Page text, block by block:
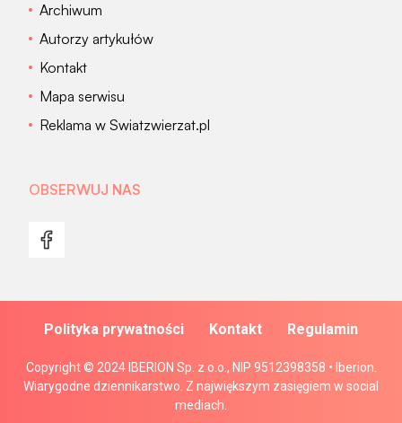
Archiwum
Autorzy artykułów
Kontakt
Mapa serwisu
Reklama w Swiatzwierzat.pl
OBSERWUJ NAS
Copyright © 2024 IBERION Sp. z o.o., NIP 9512398358 • Iberion.
Wiarygodne dziennikarstwo. Z największym zasięgiem w social
mediach.
Polityka prywatności Kontakt Regulamin